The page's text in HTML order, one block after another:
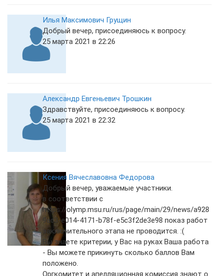
Илья Максимович Грущин
Добрый вечер, присоединяюсь к вопросу.
25 марта 2021 в 22:26
Александр Евгеньевич Трошкин
Здравствуйте, присоединяюсь к вопросу.
25 марта 2021 в 22:32
Ксения Вячеславовна Федорова
Добрый вечер, уважаемые участники.
в соответствии с
https://olymp.msu.ru/rus/page/main/29/news/a928
9ac3-e014-4171-b78f-e5c3f2de3e98 показ работ
заключительного этапа не проводится. :(
Вы знаете критерии, у Вас на руках Ваша работа
- Вы можете прикинуть сколько баллов Вам
положено.
Оргкомитет и апелляционная комиссия знают о